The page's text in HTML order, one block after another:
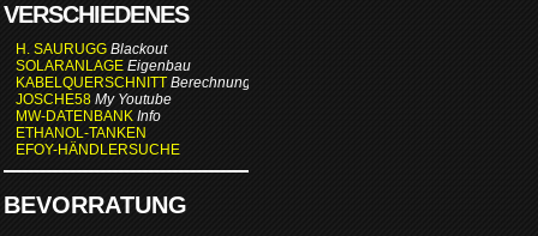
VERSCHIEDENES
H. SAURUGG Blackout
SOLARANLAGE Eigenbau
KABELQUERSCHNITT Berechnung
JOSCHE58 My Youtube
MW-DATENBANK Info
ETHANOL-TANKEN
EFOY-HÄNDLERSUCHE
BEVORRATUNG